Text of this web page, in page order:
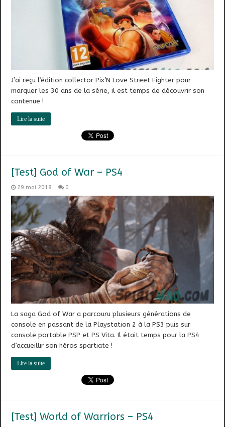
J’ai reçu l’édition collector Pix’N Love Street Fighter pour
marquer les 30 ans de la série, il est temps de découvrir son
contenue !
Lire la suite
[Test] God of War – PS4
29 mai 2018 0
La saga God of War a parcouru plusieurs générations de
console en passant de la Playstation 2 à la PS3 puis sur
console portable PSP et PS Vita. Il était temps pour la PS4
d’accueillir son héros spartiate !
Lire la suite
[Test] World of Warriors – PS4